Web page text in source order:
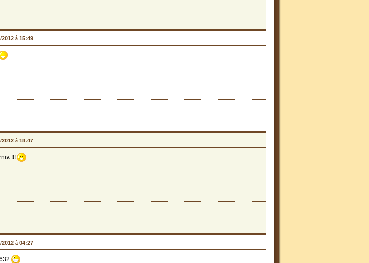
2012 à 15:49
2012 à 18:47
!!!
2012 à 04:27